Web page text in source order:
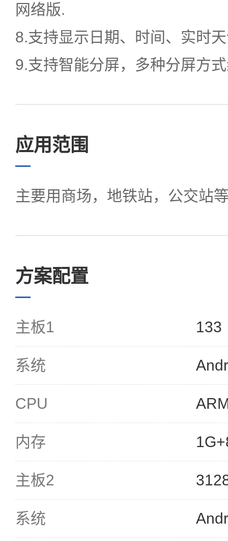
网络版.
8.支持显示日期、时间、实时
9.支持智能分屏，多种分屏方
应用范围
主要用商场，地铁站，公交站
方案配置
主板1 133
系统
CPU
内存
主板2
系统